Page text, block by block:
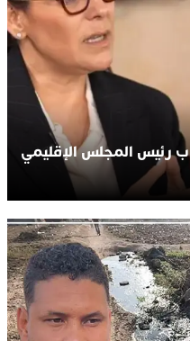
رئيس المجلس الإقليمي